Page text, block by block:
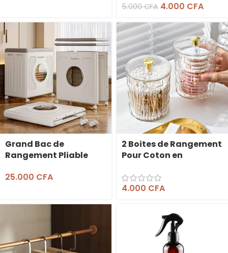
Couverts Rétractable
5.000CFA 4.000 CFA
Grand Bac de
Rangement Pliable
25.000 CFA
2 Boites de Rangement
Pour Coton en
4.000 CFA